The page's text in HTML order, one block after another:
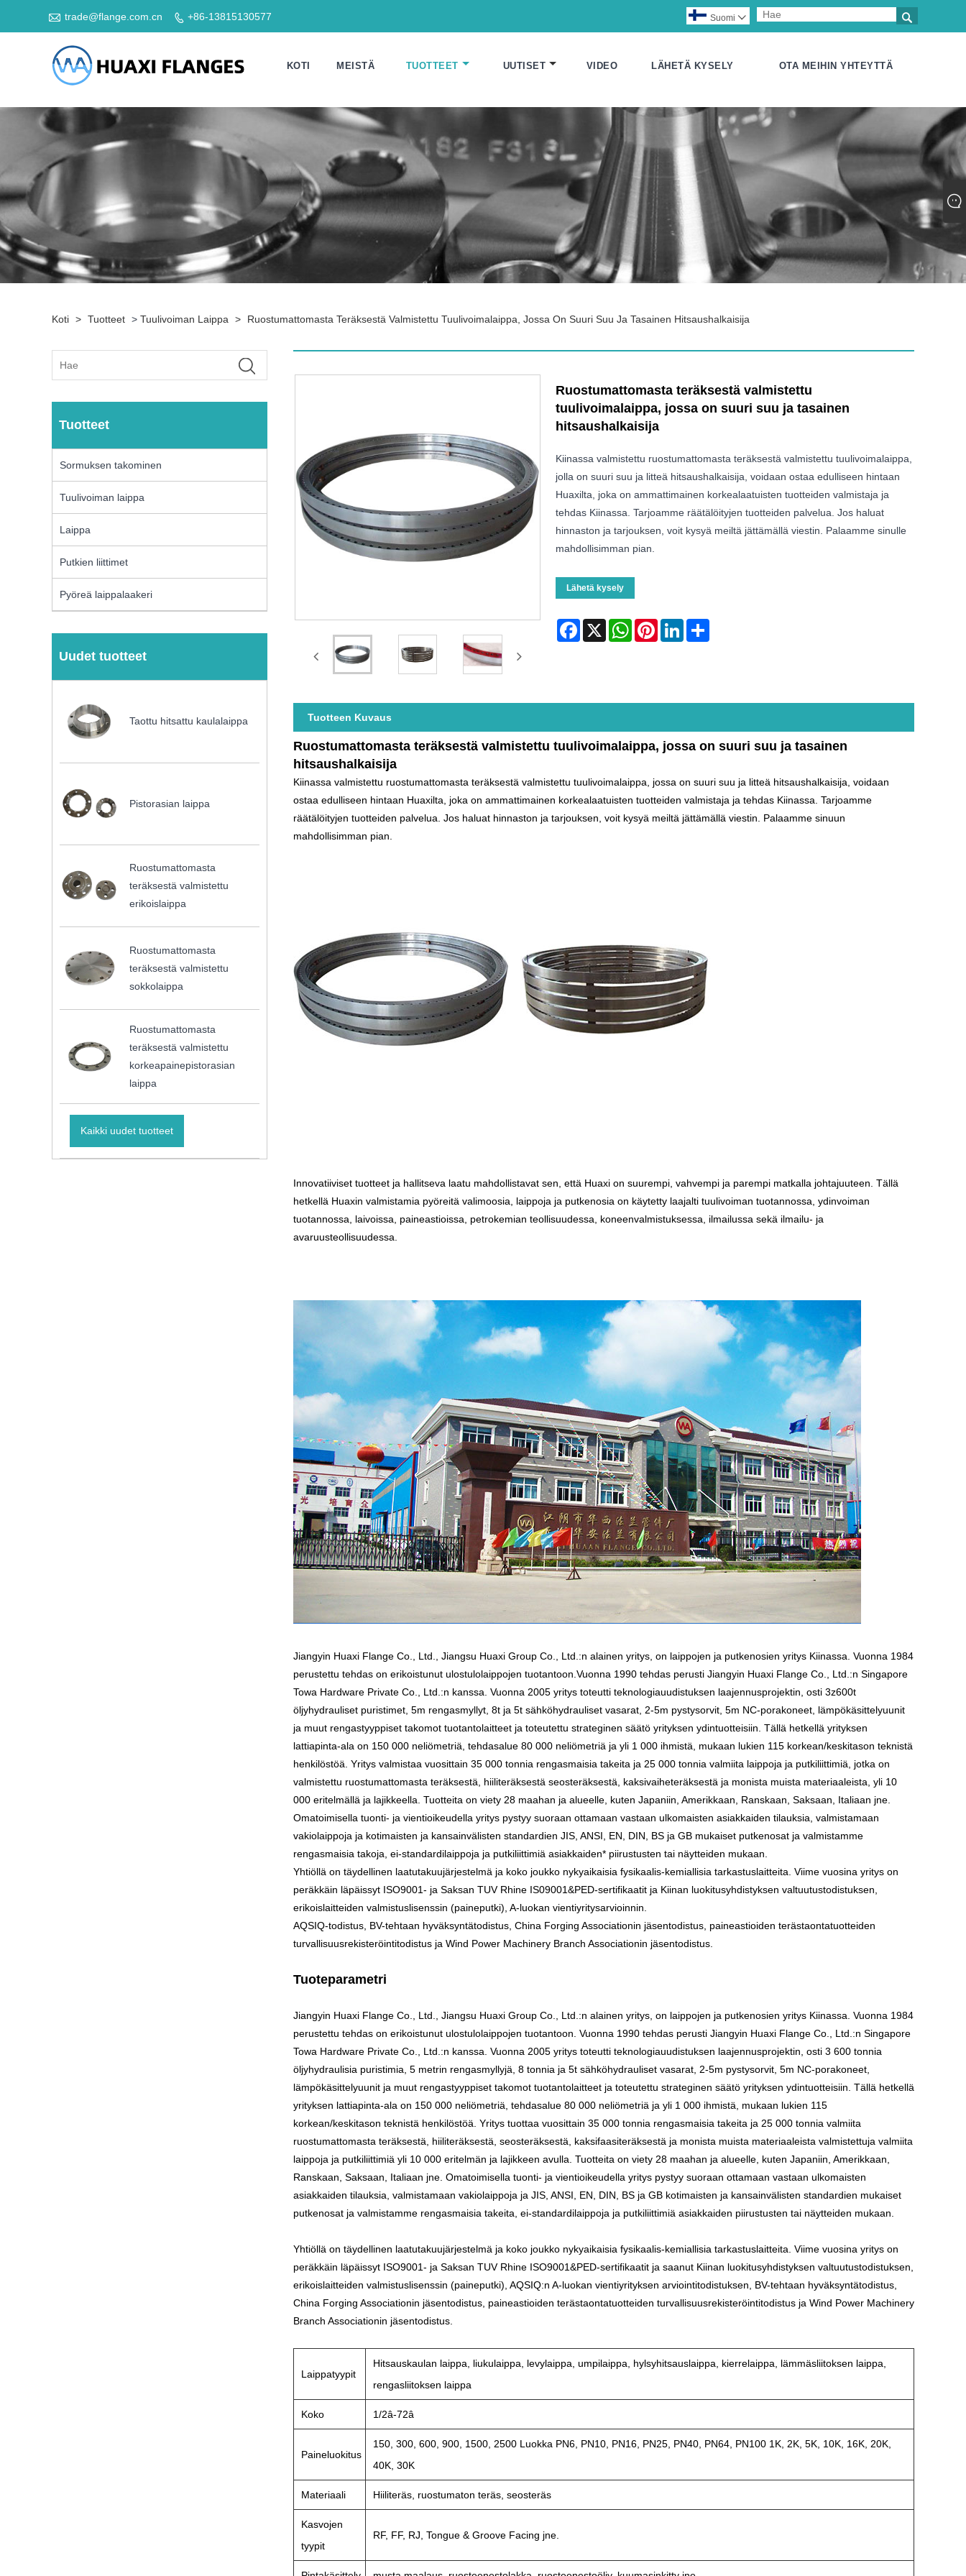
 trade@flange.com.cn  +86-13815130577 
Suomi 
KOTI MEISTÄ TUOTTEET UUTISET VIDEO LÄHETÄ KYSELY OTA MEIHIN YHTEYTTÄ
Koti > Tuotteet > Tuulivoiman Laippa > Ruostumattomasta Teräksestä Valmistettu Tuulivoimalaippa, Jossa On Suuri Suu Ja Tasainen Hitsaushalkaisija
Tuotteet
Sormuksen takominen
Tuulivoiman laippa
Laippa
Putkien liittimet
Pyöreä laippalaakeri
Uudet tuotteet
Taottu hitsattu kaulalaippa
Pistorasian laippa
Ruostumattomasta
teräksestä valmistettu
erikoislaippa
Ruostumattomasta
teräksestä valmistettu
sokkolaippa
Ruostumattomasta
teräksestä valmistettu
korkeapainepistorasian
laippa
Kaikki uudet tuotteet
Ruostumattomasta teräksestä valmistettu
tuulivoimalaippa, jossa on suuri suu ja tasainen
hitsaushalkaisija
Kiinassa valmistettu ruostumattomasta teräksestä valmistettu tuulivoimalaippa,
jolla on suuri suu ja litteä hitsaushalkaisija, voidaan ostaa edulliseen hintaan
Huaxilta, joka on ammattimainen korkealaatuisten tuotteiden valmistaja ja
tehdas Kiinassa. Tarjoamme räätälöityjen tuotteiden palvelua. Jos haluat
hinnaston ja tarjouksen, voit kysyä meiltä jättämällä viestin. Palaamme sinulle
mahdollisimman pian.
Lähetä kysely
Facebook
X WhatsAppPinterestLinkedInShare
Tuotteen Kuvaus
Ruostumattomasta teräksestä valmistettu tuulivoimalaippa, jossa on suuri suu ja tasainen
hitsaushalkaisija
Kiinassa valmistettu ruostumattomasta teräksestä valmistettu tuulivoimalaippa, jossa on suuri suu ja litteä hitsaushalkaisija, voidaan
ostaa edulliseen hintaan Huaxilta, joka on ammattimainen korkealaatuisten tuotteiden valmistaja ja tehdas Kiinassa. Tarjoamme
räätälöityjen tuotteiden palvelua. Jos haluat hinnaston ja tarjouksen, voit kysyä meiltä jättämällä viestin. Palaamme sinuun
mahdollisimman pian.
Innovatiiviset tuotteet ja hallitseva laatu mahdollistavat sen, että Huaxi on suurempi, vahvempi ja parempi matkalla johtajuuteen. Tällä
hetkellä Huaxin valmistamia pyöreitä valimoosia, laippoja ja putkenosia on käytetty laajalti tuulivoiman tuotannossa, ydinvoiman
tuotannossa, laivoissa, paineastioissa, petrokemian teollisuudessa, koneenvalmistuksessa, ilmailussa sekä ilmailu- ja
avaruusteollisuudessa.
Jiangyin Huaxi Flange Co., Ltd., Jiangsu Huaxi Group Co., Ltd.:n alainen yritys, on laippojen ja putkenosien yritys Kiinassa. Vuonna 1984
perustettu tehdas on erikoistunut ulostulolaippojen tuotantoon.Vuonna 1990 tehdas perusti Jiangyin Huaxi Flange Co., Ltd.:n Singapore
Towa Hardware Private Co., Ltd.:n kanssa. Vuonna 2005 yritys toteutti teknologiauudistuksen laajennusprojektin, osti 3z600t
öljyhydrauliset puristimet, 5m rengasmyllyt, 8t ja 5t sähköhydrauliset vasarat, 2-5m pystysorvit, 5m NC-porakoneet, lämpökäsittelyuunit
ja muut rengastyyppiset takomot tuotantolaitteet ja toteutettu strateginen säätö yrityksen ydintuotteisiin. Tällä hetkellä yrityksen
lattiapinta-ala on 150 000 neliömetriä, tehdasalue 80 000 neliömetriä ja yli 1 000 ihmistä, mukaan lukien 115 korkean/keskitason teknistä
henkilöstöä. Yritys valmistaa vuosittain 35 000 tonnia rengasmaisia ​​takeita ja 25 000 tonnia valmiita laippoja ja putkiliittimiä, jotka on
valmistettu ruostumattomasta teräksestä, hiiliteräksestä seosteräksestä, kaksivaiheteräksestä ja monista muista materiaaleista, yli 10
000 eritelmällä ja lajikkeella. Tuotteita on viety 28 maahan ja alueelle, kuten Japaniin, Amerikkaan, Ranskaan, Saksaan, Italiaan jne.
Omatoimisella tuonti- ja vientioikeudella yritys pystyy suoraan ottamaan vastaan ​​ulkomaisten asiakkaiden tilauksia, valmistamaan
vakiolaippoja ja kotimaisten ja kansainvälisten standardien JIS, ANSI, EN, DIN, BS ja GB mukaiset putkenosat ja valmistamme
rengasmaisia ​​takoja, ei-standardilaippoja ja putkiliittimiä asiakkaiden* piirustusten tai näytteiden mukaan.
Yhtiöllä on täydellinen laatutakuujärjestelmä ja koko joukko nykyaikaisia ​​fysikaalis-kemiallisia tarkastuslaitteita. Viime vuosina yritys on
peräkkäin läpäissyt ISO9001- ja Saksan TUV Rhine IS09001&PED-sertifikaatit ja Kiinan luokitusyhdistyksen valtuutustodistuksen,
erikoislaitteiden valmistuslisenssin (paineputki), A-luokan vientiyritysarvioinnin.
AQSIQ-todistus, BV-tehtaan hyväksyntätodistus, China Forging Associationin jäsentodistus, paineastioiden terästaontatuotteiden
turvallisuusrekisteröintitodistus ja Wind Power Machinery Branch Associationin jäsentodistus.
Tuoteparametri
Jiangyin Huaxi Flange Co., Ltd., Jiangsu Huaxi Group Co., Ltd.:n alainen yritys, on laippojen ja putkenosien yritys Kiinassa. Vuonna 1984
perustettu tehdas on erikoistunut ulostulolaippojen tuotantoon. Vuonna 1990 tehdas perusti Jiangyin Huaxi Flange Co., Ltd.:n Singapore
Towa Hardware Private Co., Ltd.:n kanssa. Vuonna 2005 yritys toteutti teknologiauudistuksen laajennusprojektin, osti 3 600 tonnia
öljyhydraulisia puristimia, 5 metrin rengasmyllyjä, 8 tonnia ja 5t sähköhydrauliset vasarat, 2-5m pystysorvit, 5m NC-porakoneet,
lämpökäsittelyuunit ja muut rengastyyppiset takomot tuotantolaitteet ja toteutettu strateginen säätö yrityksen ydintuotteisiin. Tällä hetkellä
yrityksen lattiapinta-ala on 150 000 neliömetriä, tehdasalue 80 000 neliömetriä ja yli 1 000 ihmistä, mukaan lukien 115
korkean/keskitason teknistä henkilöstöä. Yritys tuottaa vuosittain 35 000 tonnia rengasmaisia ​​takeita ja 25 000 tonnia valmiita
ruostumattomasta teräksestä, hiiliteräksestä, seosteräksestä, kaksifaasiteräksestä ja monista muista materiaaleista valmistettuja valmiita
laippoja ja putkiliittimiä yli 10 000 eritelmän ja lajikkeen avulla. Tuotteita on viety 28 maahan ja alueelle, kuten Japaniin, Amerikkaan,
Ranskaan, Saksaan, Italiaan jne. Omatoimisella tuonti- ja vientioikeudella yritys pystyy suoraan ottamaan vastaan ​​ulkomaisten
asiakkaiden tilauksia, valmistamaan vakiolaippoja ja JIS, ANSI, EN, DIN, BS ja GB kotimaisten ja kansainvälisten standardien mukaiset
putkenosat ja valmistamme rengasmaisia ​​takeita, ei-standardilaippoja ja putkiliittimiä asiakkaiden piirustusten tai näytteiden mukaan.
Yhtiöllä on täydellinen laatutakuujärjestelmä ja koko joukko nykyaikaisia ​​fysikaalis-kemiallisia tarkastuslaitteita. Viime vuosina yritys on
peräkkäin läpäissyt ISO9001- ja Saksan TUV Rhine ISO9001&PED-sertifikaatit ja saanut Kiinan luokitusyhdistyksen valtuutustodistuksen,
erikoislaitteiden valmistuslisenssin (paineputki), AQSIQ:n A-luokan vientiyrityksen arviointitodistuksen, BV-tehtaan hyväksyntätodistus,
China Forging Associationin jäsentodistus, paineastioiden terästaontatuotteiden turvallisuusrekisteröintitodistus ja Wind Power Machinery
Branch Associationin jäsentodistus.
Laippatyypit
Hitsauskaulan laippa, liukulaippa, levylaippa, umpilaippa, hylsyhitsauslaippa, kierrelaippa, lämmäsliitoksen laippa,
rengasliitoksen laippa
Koko 1/2â-72â
Paineluokitus
150, 300, 600, 900, 1500, 2500 Luokka PN6, PN10, PN16, PN25, PN40, PN64, PN100 1K, 2K, 5K, 10K, 16K, 20K,
40K, 30K
Materiaali Hiiliteräs, ruostumaton teräs, seosteräs
Kasvojen
tyypit
RF, FF, RJ, Tongue & Groove Facing jne.